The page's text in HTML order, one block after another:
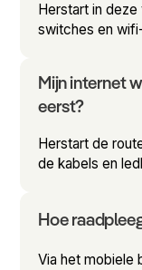
Herstart in deze
switches en
Mijn internet
eerst?
Herstart de
de kabels en
Hoe
Via het mobiele